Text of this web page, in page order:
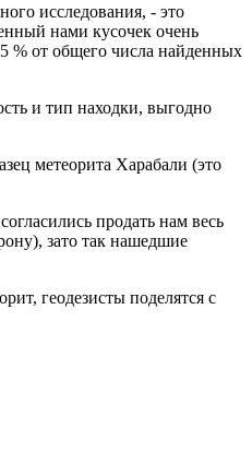
исследования, - это
нами кусочек очень
% от общего числа найденных
и тип находки, выгодно
метеорита Харабали (это
продать нам весь
зато так нашедшие
геодезисты поделятся с